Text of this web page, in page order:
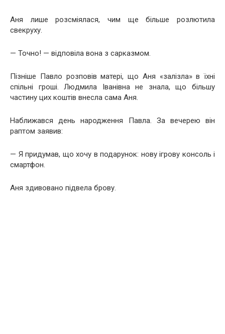
Аня лише розсміялася, чим ще більше розлютила
свекруху.
— Точно! — відповіла вона з сарказмом.
Пізніше Павло розповів матері, що Аня «залізла» в їхні
спільні гроші. Людмила Іванівна не знала, що більшу
частину цих коштів внесла сама Аня.
Наближався день народження Павла. За вечерею він
раптом заявив:
— Я придумав, що хочу в подарунок: нову ігрову консоль і
смартфон.
Аня здивовано підвела брову.